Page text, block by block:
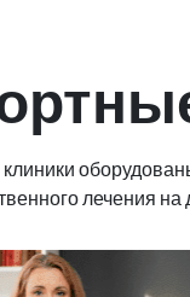
лечения